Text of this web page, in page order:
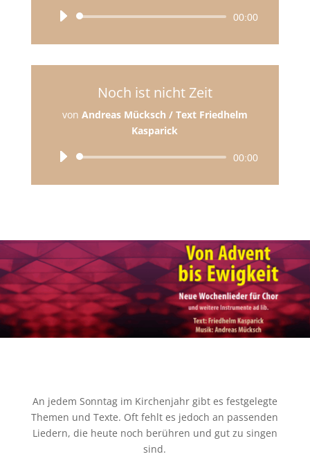
Audio-
00:00
Noch ist nicht Zeit
von Andreas Mücksch / Text Friedhelm
Kasparick
Audio-
00:00
An jedem Sonntag im Kirchenjahr gibt es festgelegte
Themen und Texte. Oft fehlt es jedoch an passenden
Liedern, die heute noch berühren und gut zu singen
sind.